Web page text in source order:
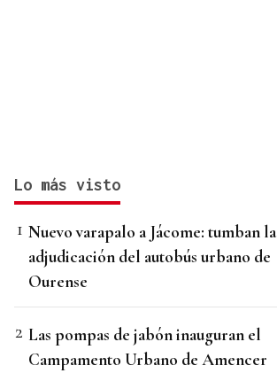
Lo más visto
Nuevo varapalo a Jácome: tumban la
adjudicación del autobús urbano de
Ourense
Las pompas de jabón inauguran el
Campamento Urbano de Amencer